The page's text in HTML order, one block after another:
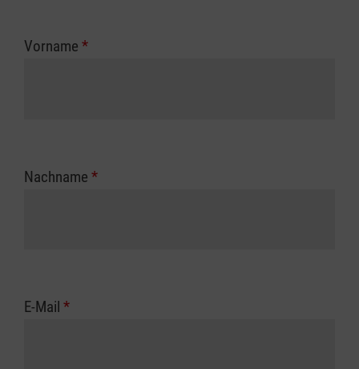
Vorname *
Nachname *
E-Mail *